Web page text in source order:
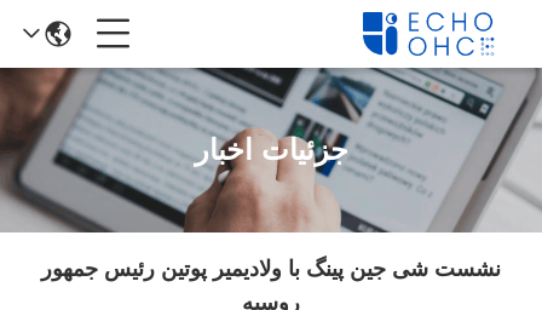
جزئیات اخبار
نشست شی جین پینگ با ولادیمیر پوتین رئیس جمهور
روسیه